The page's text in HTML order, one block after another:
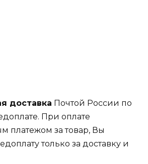
доставка Почтой России по
При оплате
платежом за товар, Вы
только за доставку и